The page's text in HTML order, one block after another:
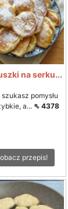
na serku...
pomysłu
a... ⇖ 4378
przepis!